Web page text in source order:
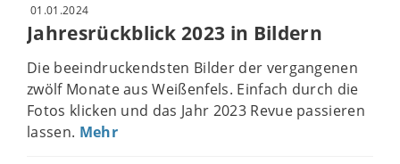
01.01.2024
Jahresrückblick 2023 in Bildern
Die beeindruckendsten Bilder der vergangenen
zwölf Monate aus Weißenfels. Einfach durch die
Fotos klicken und das Jahr 2023 Revue passieren
lassen. Mehr